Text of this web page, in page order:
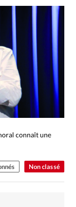
Non classé
connaît une